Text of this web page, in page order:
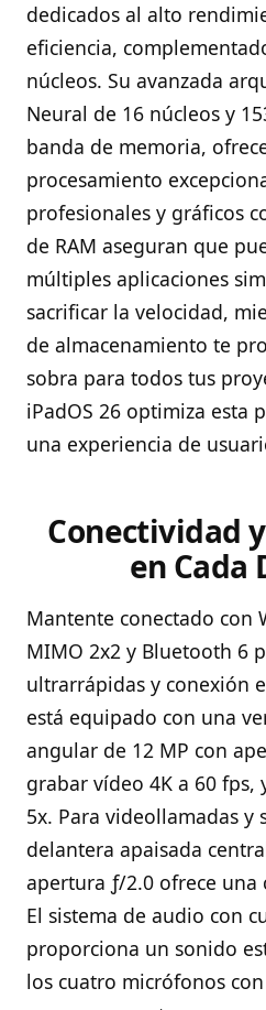
dedicados al alto
eficiencia,
núcleos. Su avanzada
Neural de 16 núcleos y
banda de memoria,
procesamiento
profesionales y gráficos
de RAM aseguran que
múltiples aplicaciones
sacrificar la velocidad,
de almacenamiento te
sobra para todos tus
iPadOS 26 optimiza esta
una experiencia de
Conectividad
en Cada
Mantente conectado con
MIMO 2x2 y Bluetooth 6
ultrarrápidas y conexión
está equipado con una
angular de 12 MP con
grabar vídeo 4K a 60
5x. Para videollamadas y
delantera apaisada
apertura ƒ/2.0 ofrece una
El sistema de audio con
proporciona un sonido
los cuatro micrófonos